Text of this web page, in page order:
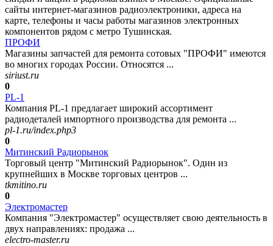
сайты интернет-магазинов радиоэлектроники, адреса на
карте, телефоны и часы работы магазинов электронных
компонентов рядом с метро Тушинская.
ПРОФИ
Магазины запчастей для ремонта сотовых "ПРОФИ" имеются
во многих городах России. Относятся ...
siriust.ru
0
PL-1
Компания PL-1 предлагает широкий ассортимент
радиодеталей импортного производства для ремонта ...
pl-1.ru/index.php3
0
Митинский Радиорынок
Торговый центр "Митинский Радиорынок". Один из
крупнейших в Москве торговых центров ...
tkmitino.ru
0
Электромастер
Компания "Электромастер" осуществляет свою деятельность в
двух направлениях: продажа ...
electro-master.ru